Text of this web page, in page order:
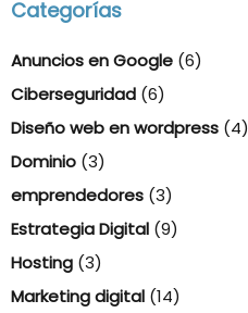
Categorías
Anuncios en Google(6)
Ciberseguridad(6)
Diseño web en wordpress(4)
Dominio(3)
emprendedores(3)
Estrategia Digital(9)
Hosting(3)
Marketing digital(14)